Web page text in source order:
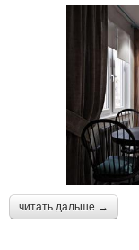
читать дальше →